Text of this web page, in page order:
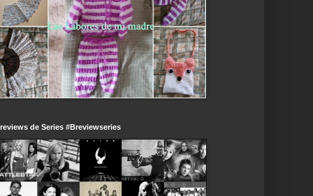
de Series #Breviewseries